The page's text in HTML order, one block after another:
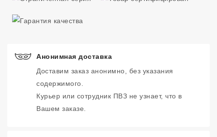
Анонимная доставка
Доставим заказ анонимно, без указания
содержимого.
Курьер или сотрудник ПВЗ не узнает, что в
Вашем заказе.